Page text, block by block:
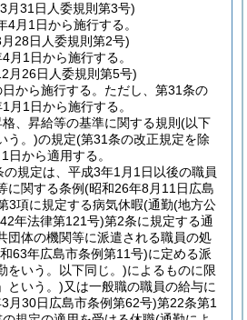
月31日 人委規則第3号)
4月1日から施行する。
28日 人委規則第2号)
月1日から施行する。
月26日 人委規則第5号)
から施行する。 ただし、第31条の
月1日から施行する。
、昇給等の基準に関する規則 (以下
う。)の規定(第31条の改正規定を除
日から適用する。
規定は、平成3年1月1日以後の職員
に関する条例(昭和26年8月11日広島
3項に規定する病気休暇(通勤(地方公
年法律第121号)第2条に規定する通
団体の機関等に派遣される職員の処
63年広島市条例第11号)に定める派
をいう。以下同じ。)によるものに限
という。)又は一般職の職員の給与に
月30日広島市条例第62号)第22条第1